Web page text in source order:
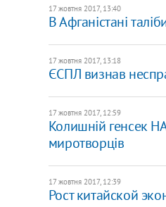
17 жовтня 2017, 13:40
В Афганістані
17 жовтня 2017, 13:18
ЄСПЛ визнав
17 жовтня 2017, 12:59
Колишній генсек
миротворців
17 жовтня 2017, 12:39
Рост китайской